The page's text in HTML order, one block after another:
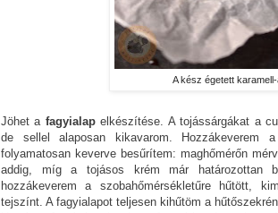
A kész égetett karamell-
Jöhet a fagyialapelkészítése. A tojássárgákat a
de sellel alaposan kikavarom. Hozzákeverem
folyamatosan keverve besűrítem: maghőmérőn
addig, míg a tojásos krém már határozottan
hozzákeverem a szobahőmérsékletűre hűtött,
tejszínt. A fagyialapot teljesen kihűtöm a